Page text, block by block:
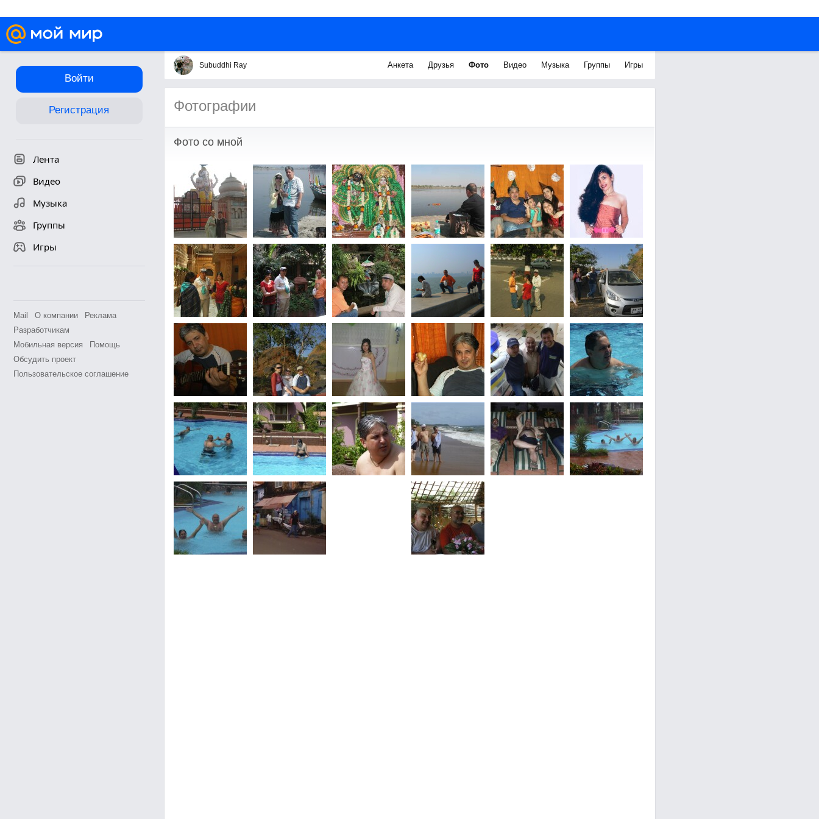
Войти
Регистрация
Лента
Видео
Музыка
Группы
Игры
Mail О компании
Реклама
Разработчикам
Мобильная версия
Помощь
Обсудить проект
Пользовательское соглашение
Subuddhi Ray Анкета Друзья Фото Видео Музыка Группы Игры
Фотографии
Фото со мной